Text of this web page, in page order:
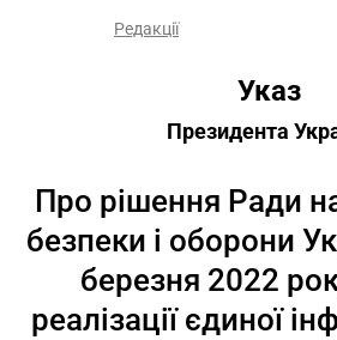
Редакції
Указ
Президента
Про рішення Ради
безпеки і оборони
березня 2022
реалізації єдиної